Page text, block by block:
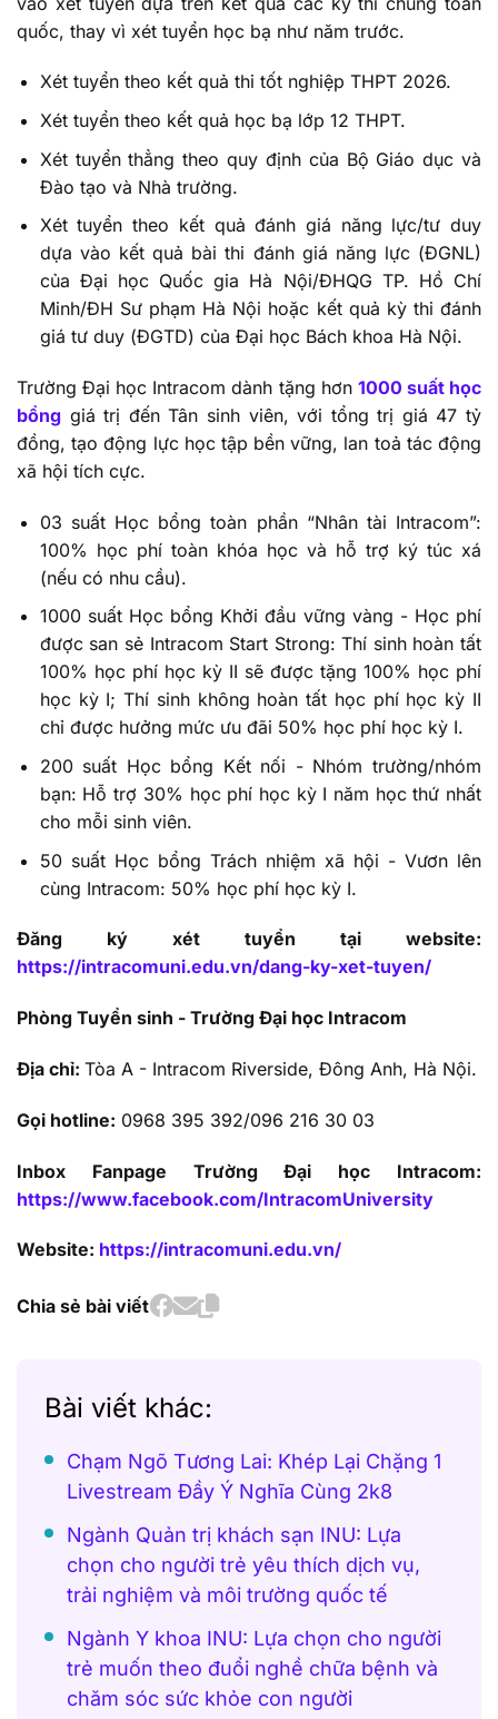
quốc, thay vì xét tuyển học bạ như năm trước.
Xét tuyển theo kết quả thi tốt nghiệp THPT 2026.
Xét tuyển theo kết quả học bạ lớp 12 THPT.
Xét tuyển thẳng theo quy định của Bộ Giáo dục và
Đào tạo và Nhà trường.
Xét tuyển theo kết quả đánh giá năng lực/tư duy
dựa vào kết quả bài thi đánh giá năng lực (ĐGNL)
của Đại học Quốc gia Hà Nội/ĐHQG TP. Hồ Chí
Minh/ĐH Sư phạm Hà Nội hoặc kết quả kỳ thi đánh
giá tư duy (ĐGTD) của Đại học Bách khoa Hà Nội.
Trường Đại học Intracom dành tặng hơn 1000 suất học
bổng giá trị đến Tân sinh viên, với tổng trị giá 47 tỷ
đồng, tạo động lực học tập bền vững, lan toả tác động
xã hội tích cực.
03 suất Học bổng toàn phần “Nhân tài Intracom”:
100% học phí toàn khóa học và hỗ trợ ký túc xá
(nếu có nhu cầu).
1000 suất Học bổng Khởi đầu vững vàng - Học phí
được san sẻ Intracom Start Strong:Thí sinh hoàn tất
100% học phí học kỳ II sẽ được tặng 100% học phí
học kỳ I; Thí sinh không hoàn tất học phí học kỳ II
chỉ được hưởng mức ưu đãi 50% học phí học kỳ I.
200 suất Học bổng Kết nối - Nhóm trường/nhóm
bạn: Hỗ trợ 30% học phí học kỳ I năm học thứ nhất
cho mỗi sinh viên.
50 suất Học bổng Trách nhiệm xã hội - Vươn lên
cùng Intracom: 50% học phí học kỳ I.
Đăng ký xét tuyển tại website:
https://intracomuni.edu.vn/dang-ky-xet-tuyen/
Phòng Tuyển sinh - Trường Đại học Intracom
Địa chỉ: Tòa A - Intracom Riverside, Đông Anh, Hà Nội.
Gọi hotline: 0968 395 392/096 216 30 03
Inbox Fanpage Trường Đại học Intracom:
https://www.facebook.com/IntracomUniversity
Website: https://intracomuni.edu.vn/
Chia sẻ bài viết
Bài viết khác:
Chạm Ngõ Tương Lai: Khép Lại Chặng 1
Livestream Đầy Ý Nghĩa Cùng 2k8
Ngành Quản trị khách sạn INU: Lựa
chọn cho người trẻ yêu thích dịch vụ,
trải nghiệm và môi trường quốc tế
Ngành Y khoa INU: Lựa chọn cho người
trẻ muốn theo đuổi nghề chữa bệnh và
chăm sóc sức khỏe con người